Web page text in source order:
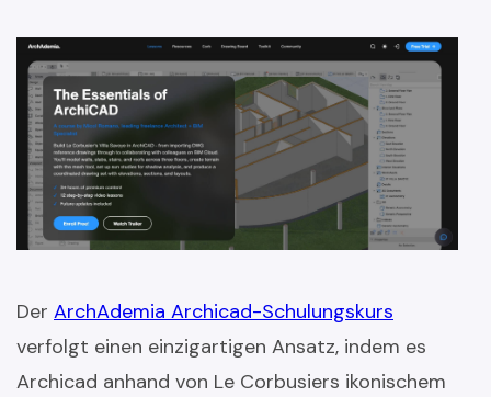
Der ArchAdemia Archicad-Schulungskurs
verfolgt einen einzigartigen Ansatz, indem es
Archicad anhand von Le Corbusiers ikonischem